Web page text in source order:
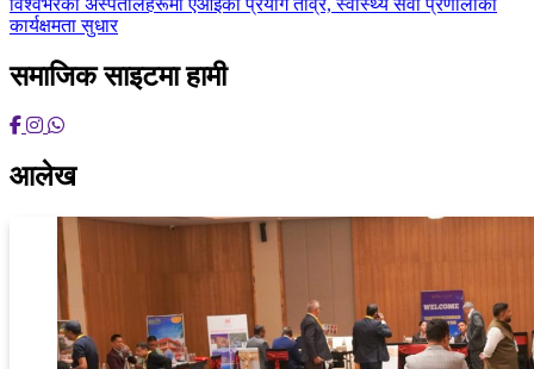
कार्यक्षमता सुधार
समाजिक साइटमा हामी
आलेख